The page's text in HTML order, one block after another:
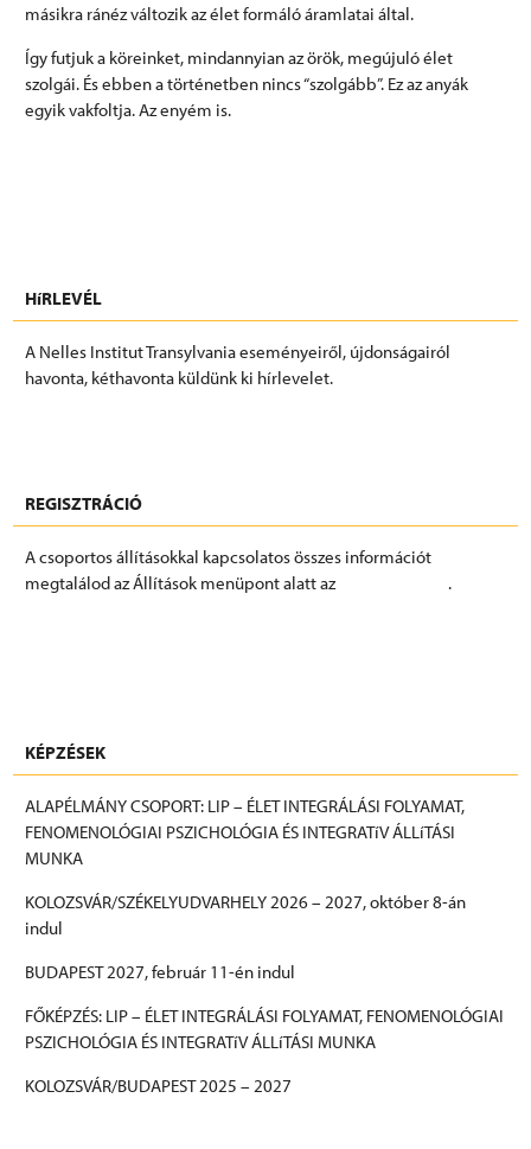
másikra ránéz változik az élet formáló áramlatai által.
Így futjuk a köreinket, mindannyian az örök, megújuló élet
szolgái. És ebben a történetben nincs “szolgább”. Ez az anyák
egyik vakfoltja. Az enyém is.
HíRLEVÉL
A Nelles Institut Transylvania eseményeiről, újdonságairól
havonta, kéthavonta küldünk ki hírlevelet.
REGISZTRÁCIÓ
A csoportos állításokkal kapcsolatos összes információt
megtalálod az Állítások menüpont alatt az
.
KÉPZÉSEK
ALAPÉLMÁNY CSOPORT: LIP – ÉLET INTEGRÁLÁSI FOLYAMAT,
FENOMENOLÓGIAI PSZICHOLÓGIA ÉS INTEGRATíV ÁLLíTÁSI
MUNKA
KOLOZSVÁR/SZÉKELYUDVARHELY 2026 – 2027, október 8-án
indul
BUDAPEST 2027, február 11-én indul
FŐKÉPZÉS: LIP – ÉLET INTEGRÁLÁSI FOLYAMAT, FENOMENOLÓGIAI
PSZICHOLÓGIA ÉS INTEGRATíV ÁLLíTÁSI MUNKA
KOLOZSVÁR/BUDAPEST 2025 – 2027